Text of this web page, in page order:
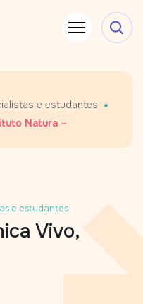
e estudantes •
Natura –
e estudantes
Vivo,